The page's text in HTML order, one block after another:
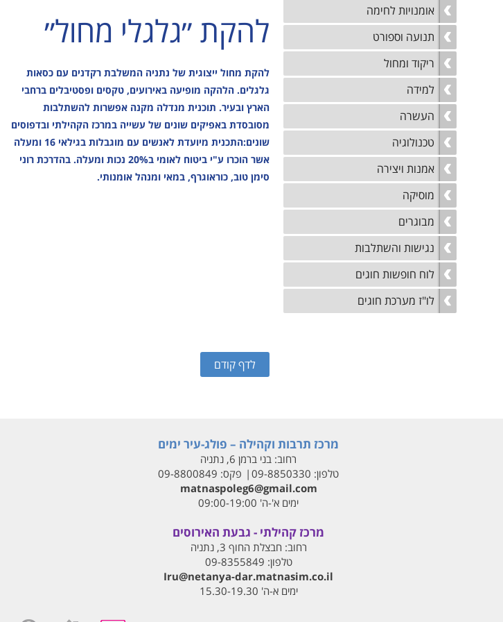
קיץ
נהלי הרשמה לקייטנות
הקיץ
למידה
נוער
מבוגרים
גמלאים
נגישות והשתלבות
לו"ז מערכת חוגים
לוח חופשות חוגים
גמלאים
נגישות והשתלבות
לוח חופשות חוגים
לו"ז מערכת חוגים
מוזיקה
מבוגרים
גימלאים
נגישות והשתלבות
לוח חופשות חוגים
אומנויות לחימה
תנועה וספורט
ריקוד ומחול
למידה
העשרה
טכנולוגיה
אמנות ויצירה
מוסיקה
מבוגרים
נגישות והשתלבות
לוח חופשות חוגים
לו"ז מערכת חוגים
להקת ״גלגלי מחול״
להקת מחול ייצוגית של נתניה המשלבת רקדנים עם כסאות
גלגלים. הלהקה מופיעה באירועים, טקסים ופסטיבלים ברחבי
הארץ ובעיר. תוכנית מנדלה מקנה אפשרות להשתלבות
מסובסדת באפיקים שונים של עשייה במרכז הקהילתי ובדפוסים
שונים:התכנית מיועדת לאנשים עם מוגבלות בגילאי 16 ומעלה
אשר הוכרו ע"י ביטוח לאומי ב20% נכות ומעלה. בהדרכת רוני
סימן טוב, כוראוגרף, במאי ומנהל אומנותי.
מרכז תרבות וקהילה – פולג-עיר ימים
רחוב: בני ברמן 6, נתניה
טלפון: 09-8850330 פקס: 09-8800849
matnaspoleg6@gmail.com
ימים א'-ה' 09:00-19:00
מרכז קהילתי - גבעת האירוסים
רחוב: חבצלת החוף 3, נתניה
טלפון: 09-8355849
Iru@netanya-dar.matnasim.co.il‏
ימים א-ה' 15.30-19.30